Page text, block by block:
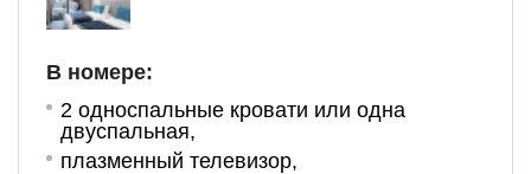
В номере:
2 односпальные кровати или одна
двуспальная,
плазменный телевизор,